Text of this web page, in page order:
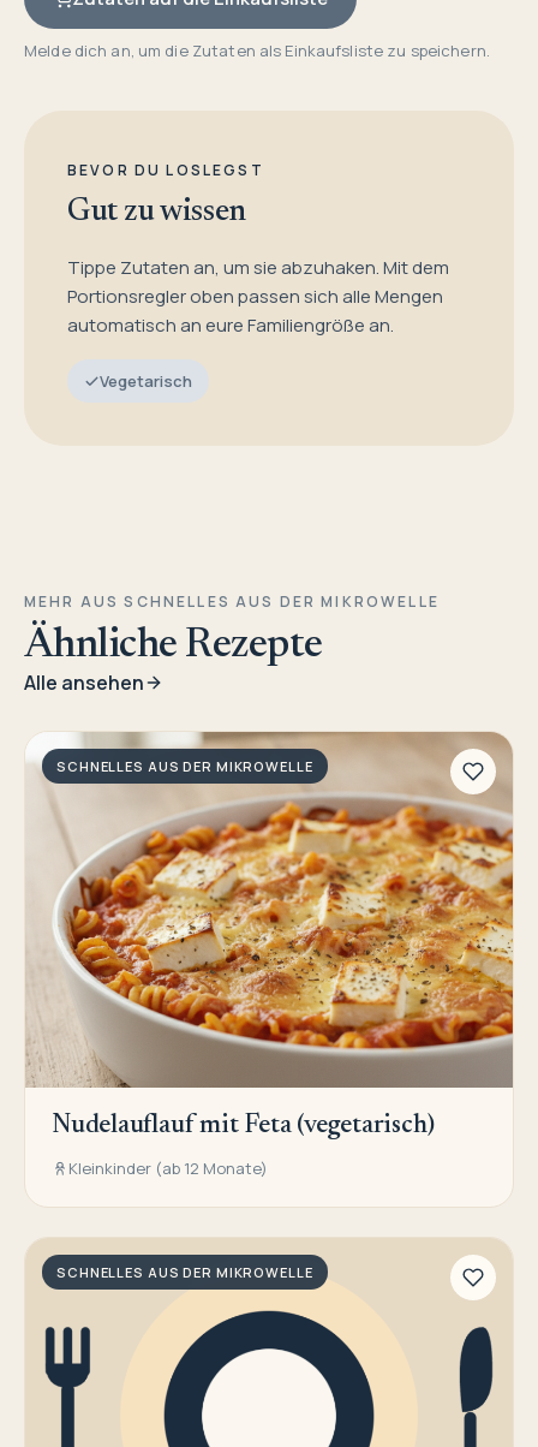
Melde dich an, um die Zutaten als Einkaufsliste zu speichern.
BEVOR DU LOSLEGST
Gut zu wissen
Tippe Zutaten an, um sie abzuhaken. Mit dem
Portionsregler oben passen sich alle Mengen
automatisch an eure Familiengröße an.
Vegetarisch
MEHR AUS SCHNELLES AUS DER MIKROWELLE
Ähnliche Rezepte
Alle ansehen
SCHNELLES AUS DER MIKROWELLE
Nudelauflauf mit Feta (vegetarisch)
Kleinkinder (ab 12 Monate)
SCHNELLES AUS DER MIKROWELLE